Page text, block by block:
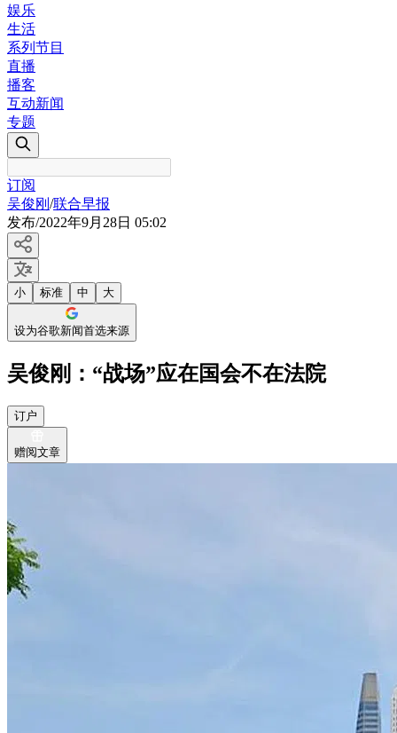
娱乐
生活
系列节目
直播
播客
互动新闻
专题
订阅
吴俊刚 /联合早报
发布/2022年9月28日 05:02
小 标准 中 大
设为谷歌新闻首选来源
吴俊刚：“战场”应在国会不在法院
订户
赠阅文章